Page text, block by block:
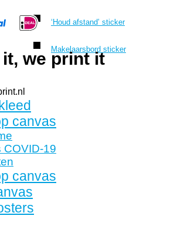
‘Houd afstand’ sticker
Makelaarsbord sticker
canvas
COVID-19
canvas
we print it